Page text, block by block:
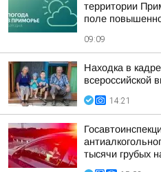
территории
поле
09:09
Находка в
всероссийской
14:21
тысячи грубых